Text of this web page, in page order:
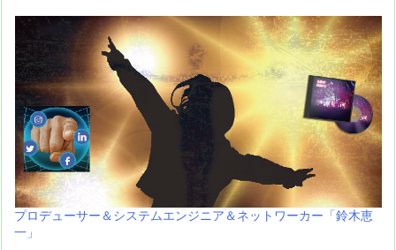
プロデューサー＆システムエンジニア＆ネットワーカー「鈴木恵
一」